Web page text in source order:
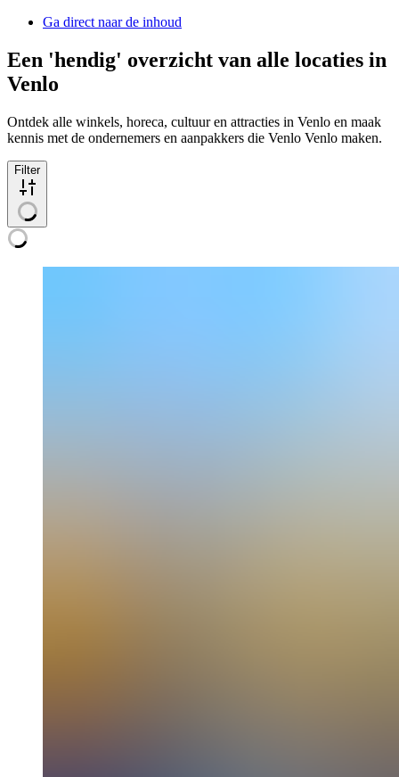
Ga direct naar de inhoud
Een 'hendig' overzicht van alle locaties in
Venlo
Ontdek alle winkels, horeca, cultuur en attracties in Venlo en maak
kennis met de ondernemers en aanpakkers die Venlo Venlo maken.
Filter